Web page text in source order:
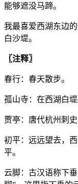
能够遮没马蹄。
我最喜爱西湖东边
白沙堤。
〖注释〗
春行：春天散步。
孤山寺：在西湖白堤
贾亭：唐代杭州刺
初平：远远望去，
平。
云脚：古汉语称下